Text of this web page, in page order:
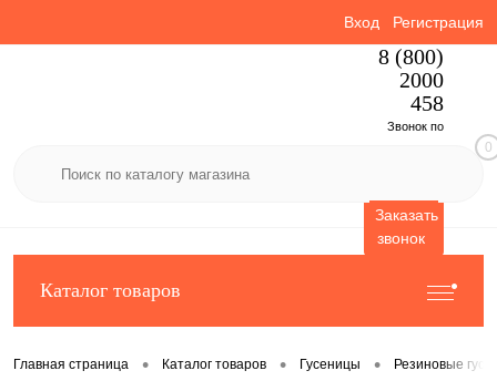
Вход Регистрация
8 (800)
2000
458
Звонок по
Заказать
звонок
0
Каталог товаров
Главная страница • Каталог товаров • Гусеницы • Резиновые